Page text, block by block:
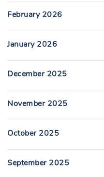
February 2026
January 2026
December 2025
November 2025
October 2025
September 2025